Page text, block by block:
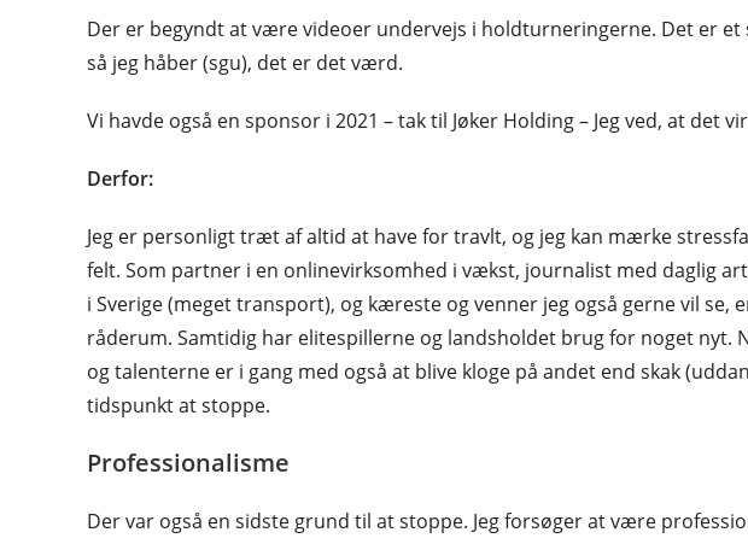
Der er begyndt at være videoer undervejs i holdturneringerne. Det er
så jeg håber (sgu), det er det værd.
Vi havde også en sponsor i 2021 – tak til Jøker Holding – Jeg ved, at det
Derfor:
Jeg er personligt træt af altid at have for travlt, og jeg kan mærke
felt. Som partner i en onlinevirksomhed i vækst, journalist med daglig
i Sverige (meget transport), og kæreste og venner jeg også gerne vil se,
råderum. Samtidig har elitespillerne og landsholdet brug for noget
og talenterne er i gang med også at blive kloge på andet end skak
tidspunkt at stoppe.
Professionalisme
Der var også en sidste grund til at stoppe. Jeg forsøger at være